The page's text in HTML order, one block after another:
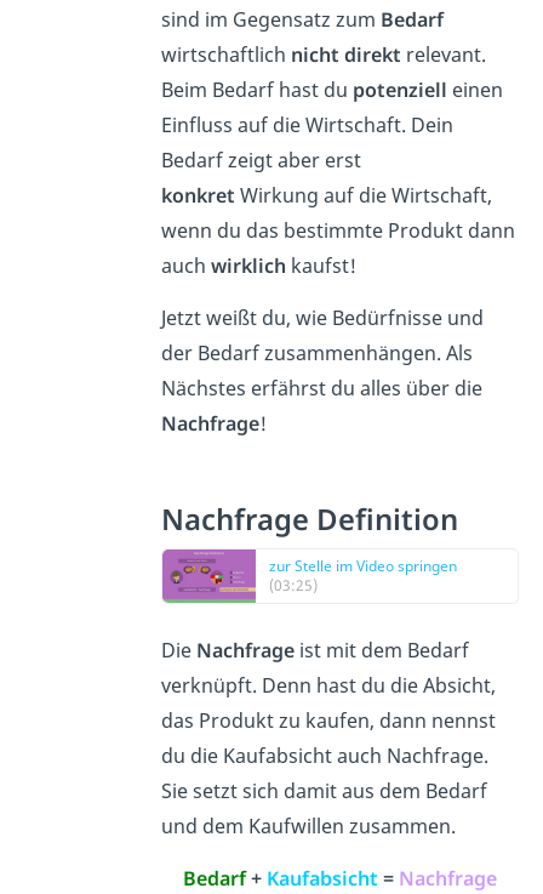
sind im Gegensatz zum Bedarf
wirtschaftlich nicht direkt relevant.
Beim Bedarf hast du potenziell einen
Einfluss auf die Wirtschaft. Dein
Bedarf zeigt aber erst
konkret Wirkung auf die Wirtschaft,
wenn du das bestimmte Produkt dann
auchwirklich kaufst!
Jetzt weißt du, wie Bedürfnisse und
der Bedarf zusammenhängen. Als
Nächstes erfährst du alles über die
Nachfrage!
Nachfrage Definition
zur Stelle im Video springen
(03:25)
Die Nachfrage ist mit dem Bedarf
verknüpft. Denn hast du die Absicht,
das Produkt zu kaufen, dann nennst
du die Kaufabsicht auch Nachfrage.
Sie setzt sich damit aus dem Bedarf
und dem Kaufwillen zusammen.
Bedarf+ Kaufabsicht = Nachfrage